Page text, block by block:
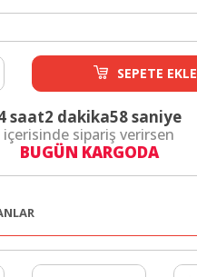
SEPETE EKLE
saat2 dakika58 saniye
içerisinde sipariş verirsen
BUGÜN KARGODA